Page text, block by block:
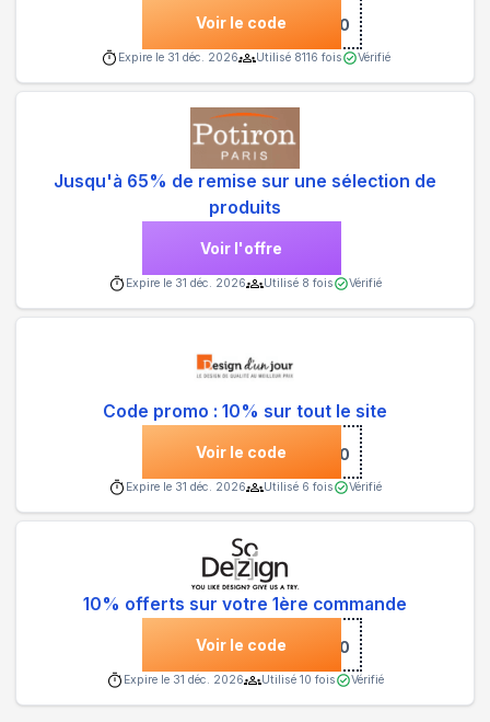
Voir le code***COME10
Expire le 31 déc. 2026 Utilisé 8116 fois Vérifié
Jusqu'à 65% de remise sur une sélection de
produits
Voir l'offre
Expire le 31 déc. 2026 Utilisé 8 fois Vérifié
Code promo : 10% sur tout le site
Voir le code ***J10
Expire le 31 déc. 2026 Utilisé 6 fois Vérifié
10% offerts sur votre 1ère commande
Voir le code
***NVENUE10
Expire le 31 déc. 2026 Utilisé 10 fois Vérifié